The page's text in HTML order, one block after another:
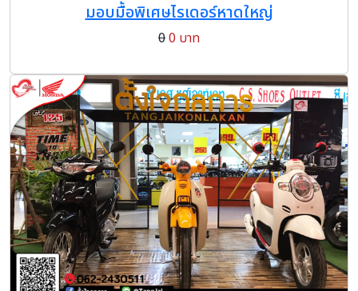
มอบมื้อพิเศษไรเดอร์หาดใหญ่
00 บาท